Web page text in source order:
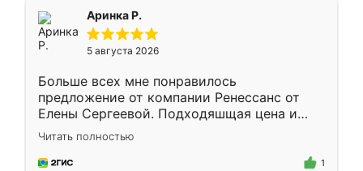
Аринка Р.
5 августа 2026
Больше всех мне понравилось
предложение от компании Ренессанс от
Елены Сергеевой. Подходяшщая цена и
короткие сроки изготовления. Приехавший
для замера сотрудник Владислав
предложил по моему эскизу самый
Читать полностью
1